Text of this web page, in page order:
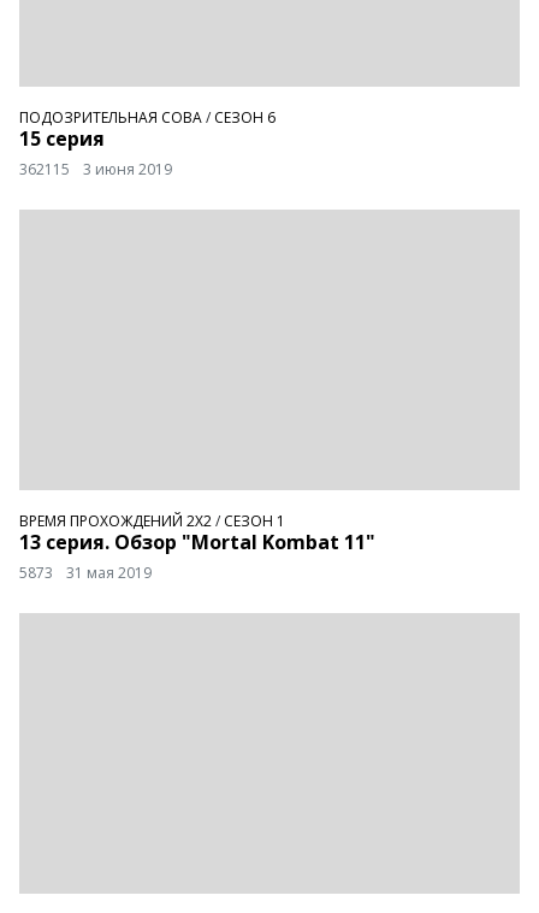
ПОДОЗРИТЕЛЬНАЯ СОВА/ СЕЗОН 6
15 серия
362115 3 июня 2019
ВРЕМЯ ПРОХОЖДЕНИЙ 2Х2/ СЕЗОН 1
13 серия. Обзор "Mortal Kombat 11"
5873 31 мая 2019